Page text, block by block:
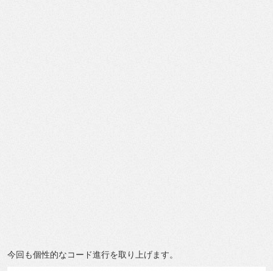
今回も個性的なコード進行を取り上げます。